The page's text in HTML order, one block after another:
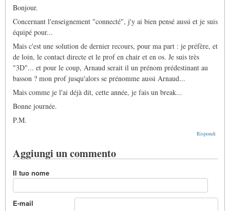
Bonjour.
Concernant l'enseignement "connecté", j'y ai bien pensé aussi et je suis
équipé pour...
Mais c'est une solution de dernier recours, pour ma part : je préfère, et
de loin, le contact directe et le prof en chair et en os. Je suis très
"3D"... et pour le coup, Arnaud serait il un prénom prédestinant au
basson ? mon prof jusqu'alors se prénomme aussi Arnaud...
Mais comme je l'ai déjà dit, cette année, je fais un break...
Bonne journée.
P.M.
Rispondi
Aggiungi un commento
Il tuo nome
E-mail